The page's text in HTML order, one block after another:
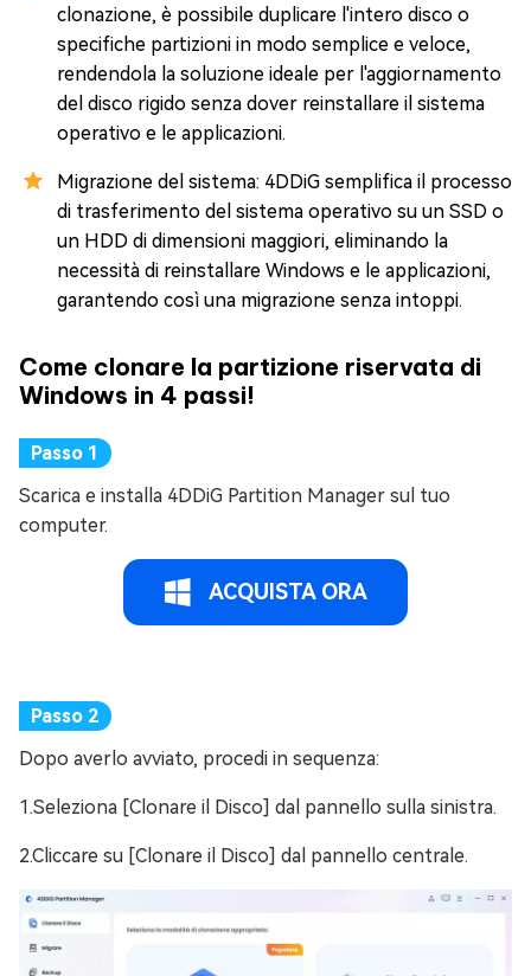
clonazione, è possibile duplicare l'intero disco o
specifiche partizioni in modo semplice e veloce,
rendendola la soluzione ideale per l'aggiornamento
del disco rigido senza dover reinstallare il sistema
operativo e le applicazioni.
Migrazione del sistema: 4DDiG semplifica il processo
di trasferimento del sistema operativo su un SSD o
un HDD di dimensioni maggiori, eliminando la
necessità di reinstallare Windows e le applicazioni,
garantendo così una migrazione senza intoppi.
Come clonare la partizione riservata di
Windows in 4 passi!
Scarica e installa 4DDiG Partition Manager sul tuo
computer.
ACQUISTA ORA
Dopo averlo avviato, procedi in sequenza:
1.Seleziona [Clonare il Disco] dal pannello sulla sinistra.
2.Cliccare su [Clonare il Disco] dal pannello centrale.